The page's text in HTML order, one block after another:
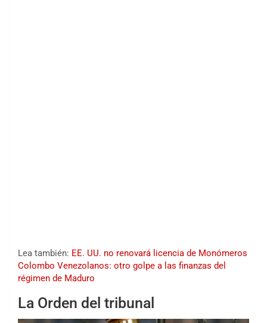
Lea también: EE. UU. no renovará licencia de Monómeros
Colombo Venezolanos: otro golpe a las finanzas del
régimen de Maduro
La Orden del tribunal